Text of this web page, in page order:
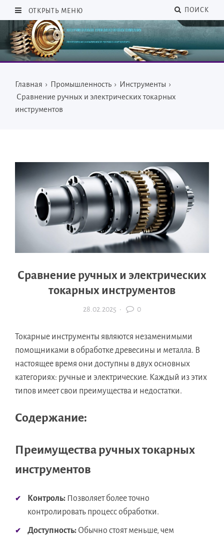
ОТКРЫТЬ МЕНЮ ПОИСК
Главная › Промышленность › Инструменты ›
Сравнение ручных и электрических токарных
инструментов
Сравнение ручных и электрических
токарных инструментов
28.02.2025 · 0
Токарные инструменты являются незаменимыми
помощниками в обработке древесины и металла. В
настоящее время они доступны в двух основных
категориях: ручные и электрические. Каждый из этих
типов имеет свои преимущества и недостатки.
Содержание:
Преимущества ручных токарных
инструментов
Контроль: Позволяет более точно
контролировать процесс обработки.
Доступность: Обычно стоят меньше, чем